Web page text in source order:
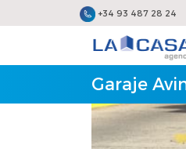
+34 93 487 28 24
Garaje